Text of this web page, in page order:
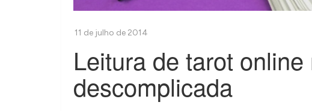
Leitura de tarot
descomplicada